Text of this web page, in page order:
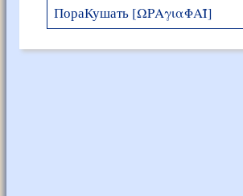
ПораКушать [ΩΡΑγιαΦΑΪ]